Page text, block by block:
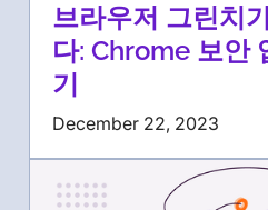
브라우저 그린치
다: Chrome 보안
기
December 22, 2023